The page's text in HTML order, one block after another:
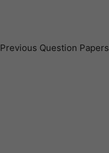
Previous Question Papers